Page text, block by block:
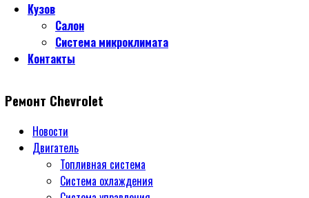
Кузов
Салон
Система микроклимата
Контакты
Ремонт Chevrolet
Новости
Двигатель
Топливная система
Система охлаждения